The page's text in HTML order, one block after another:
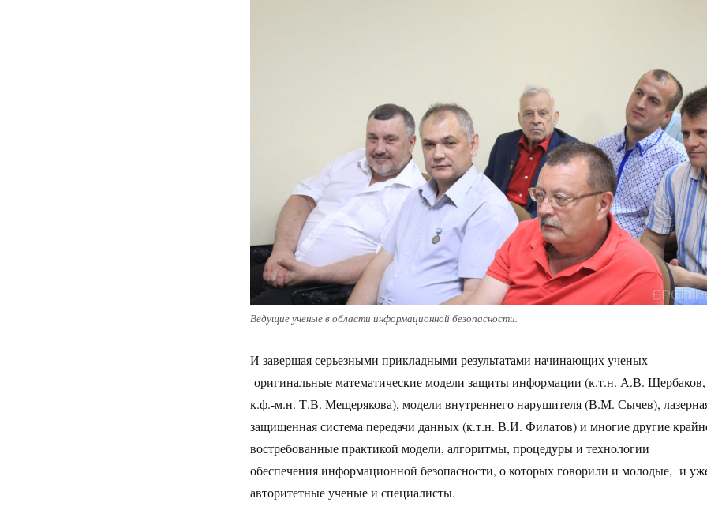
Ведущие ученые в области информационной безопасности.
И завершая серьезными прикладными результатами начинающих ученых —
оригинальные математические модели защиты информации (к.т.н. А.В. Щербаков,
к.ф.-м.н. Т.В. Мещерякова), модели внутреннего нарушителя (В.М. Сычев),
защищенная система передачи данных (к.т.н. В.И. Филатов) и многие другие
востребованные практикой модели, алгоритмы, процедуры и технологии
обеспечения информационной безопасности, о которых говорили и молодые, и
авторитетные ученые и специалисты.